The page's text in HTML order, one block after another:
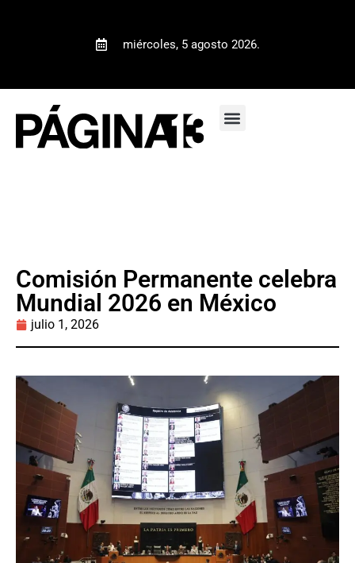
miércoles, 5 agosto 2026.
Comisión Permanente celebra
Mundial 2026 en México
julio 1, 2026